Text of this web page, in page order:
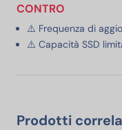
CONTRO
⚠️ Frequenza di
⚠️ Capacità SSD
Prodotti